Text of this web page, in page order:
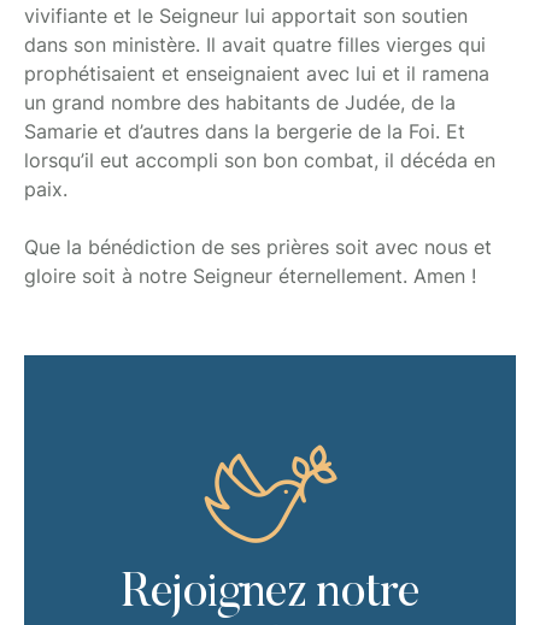
vivifiante et le Seigneur lui apportait son soutien
dans son ministère. Il avait quatre filles vierges qui
prophétisaient et enseignaient avec lui et il ramena
un grand nombre des habitants de Judée, de la
Samarie et d’autres dans la bergerie de la Foi. Et
lorsqu’il eut accompli son bon combat, il décéda en
paix.
Que la bénédiction de ses prières soit avec nous et
gloire soit à notre Seigneur éternellement. Amen !
Rejoignez notre